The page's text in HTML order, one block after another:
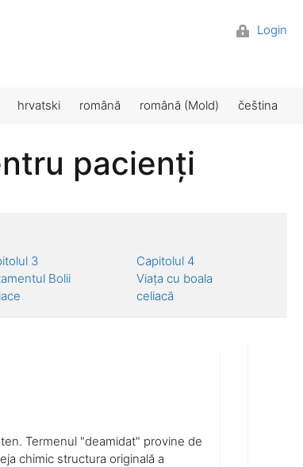
Login
hrvatski română română (Mold) čeština
pacienți
3
Bolii
Capitolul 4
Viața cu boala
celiacă
Termenul "deamidat" provine de
chimic structura originală a